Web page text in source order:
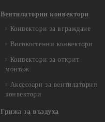
Вентилаторни конвектори
Конвектори за вграждане
Високостенни конвектори
Конвектори за открит
монтаж
Аксесоари за вентилаторни
конвектори
Грижа за въздуха